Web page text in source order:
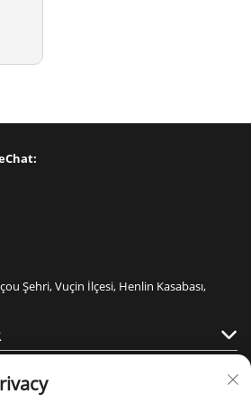
Şehri, Vuçin İlçesi, Henlin Kasabası,